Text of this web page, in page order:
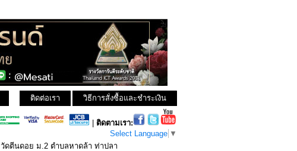
วิธีการสั่งซื้อและชำระเงิน
ติดต่อเรา
ติดตามเรา:
Select Language ▼
วัดตีนดอย ม.2 ตำบลหาดล้า ท่าปลา